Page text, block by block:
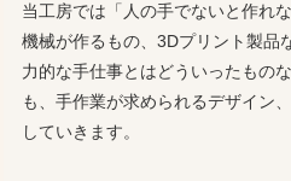
当工房では「人の手でないと作れ
機械が作るもの、3Dプリント製品
力的な手仕事とはどういったもの
も、手作業が求められるデザイン
していきます。